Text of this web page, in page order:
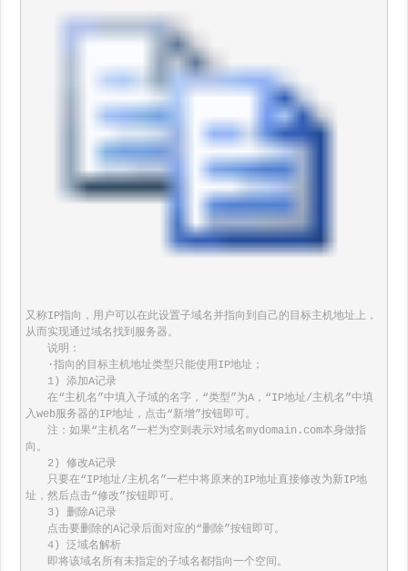
又称IP指向，用户可以在此设置子域名并指向到自己的目标主机地址上，
从而实现通过域名找到服务器。
说明：
·指向的目标主机地址类型只能使用IP地址；
1) 添加A记录
在“主机名”中填入子域的名字，“类型”为A，“IP地址/主机名”中填
入web服务器的IP地址，点击“新增”按钮即可。
注：如果“主机名”一栏为空则表示对域名mydomain.com本身做指
向。
2) 修改A记录
只要在“IP地址/主机名”一栏中将原来的IP地址直接修改为新IP地
址，然后点击“修改”按钮即可。
3) 删除A记录
点击要删除的A记录后面对应的“删除”按钮即可。
4) 泛域名解析
即将该域名所有未指定的子域名都指向一个空间。